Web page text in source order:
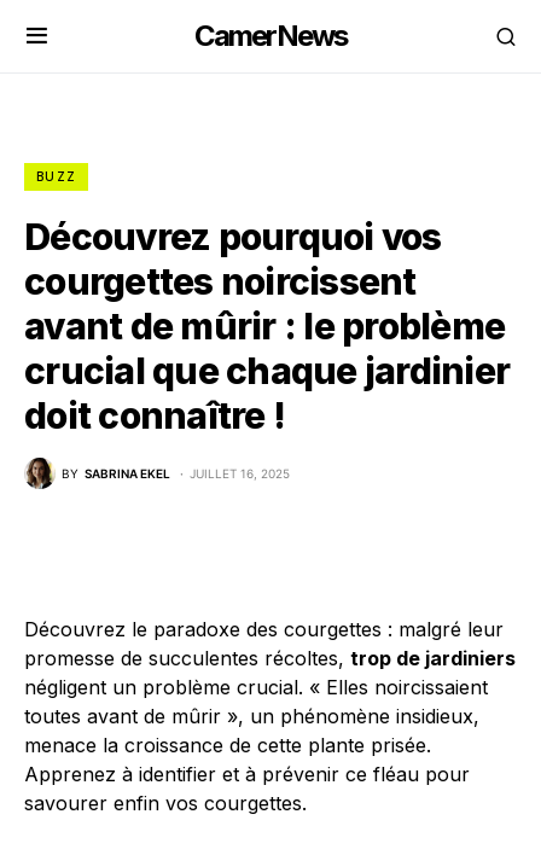
CamerNews
BUZZ
Découvrez pourquoi vos
courgettes noircissent
avant de mûrir : le problème
crucial que chaque jardinier
doit connaître !
BY SABRINA EKEL JUILLET 16, 2025
Découvrez le paradoxe des courgettes : malgré leur
promesse de succulentes récoltes, trop de jardiniers
négligent un problème crucial. « Elles noircissaient
toutes avant de mûrir », un phénomène insidieux,
menace la croissance de cette plante prisée.
Apprenez à identifier et à prévenir ce fléau pour
savourer enfin vos courgettes.